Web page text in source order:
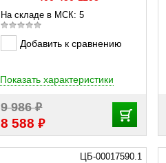
На складе в МСК: 5
Добавить к сравнению
9 986₽
8 588₽
Показать характеристики
ЦБ-00017590.1